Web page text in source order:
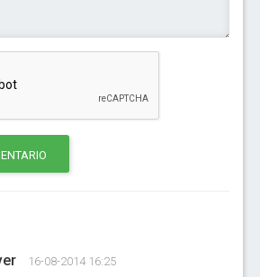
16-08-2014 16:25